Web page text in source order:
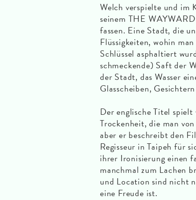
Welch verspielte und im
seinem THE
fassen. Eine Stadt, die
Flüssigkeiten, wohin
Schlüssel asphaltiert
schmeckende) Saft der
der Stadt, das Wasser
Glasscheiben,
Der englische Titel
Trockenheit, die man
aber er beschreibt den
Regisseur in Taipeh für
ihrer Ironisierung einen
manchmal zum Lachen
und Location sind nicht
eine Freude ist.